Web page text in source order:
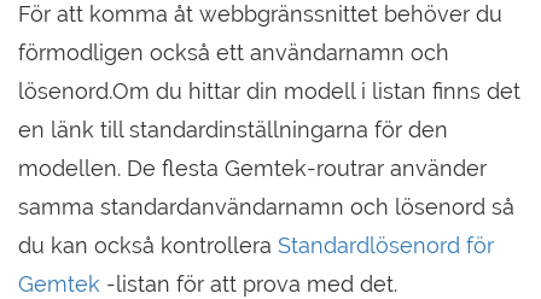
För att komma åt webbgränssnittet behöver du
förmodligen också ett användarnamn och
lösenord.Om du hittar din modell i listan finns det
en länk till standardinställningarna för den
modellen. De flesta Gemtek-routrar använder
samma standardanvändarnamn och lösenord så
du kan också kontrollera Standardlösenord för
Gemtek -listan för att prova med det.